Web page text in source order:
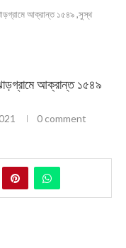
আক্রান্ত ১৫৪৯ ,সুস্থ
আক্রান্ত ১৫৪৯
0 comment